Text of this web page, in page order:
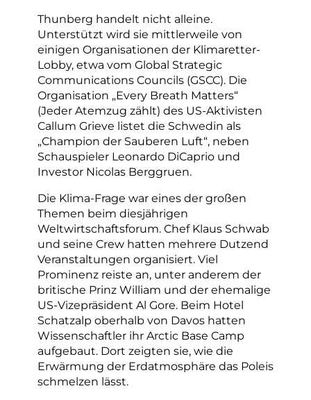
Thunberg handelt nicht alleine.
Unterstützt wird sie mittlerweile von
einigen Organisationen der Klimaretter-
Lobby, etwa vom Global Strategic
Communications Councils (GSCC). Die
Organisation „Every Breath Matters“
(Jeder Atemzug zählt) des US-Aktivisten
Callum Grieve listet die Schwedin als
„Champion der Sauberen Luft“, neben
Schauspieler Leonardo DiCaprio und
Investor Nicolas Berggruen.
Die Klima-Frage war eines der großen
Themen beim diesjährigen
Weltwirtschaftsforum. Chef Klaus Schwab
und seine Crew hatten mehrere Dutzend
Veranstaltungen organisiert. Viel
Prominenz reiste an, unter anderem der
britische Prinz William und der ehemalige
US-Vizepräsident Al Gore. Beim Hotel
Schatzalp oberhalb von Davos hatten
Wissenschaftler ihr Arctic Base Camp
aufgebaut. Dort zeigten sie, wie die
Erwärmung der Erdatmosphäre das Poleis
schmelzen lässt.